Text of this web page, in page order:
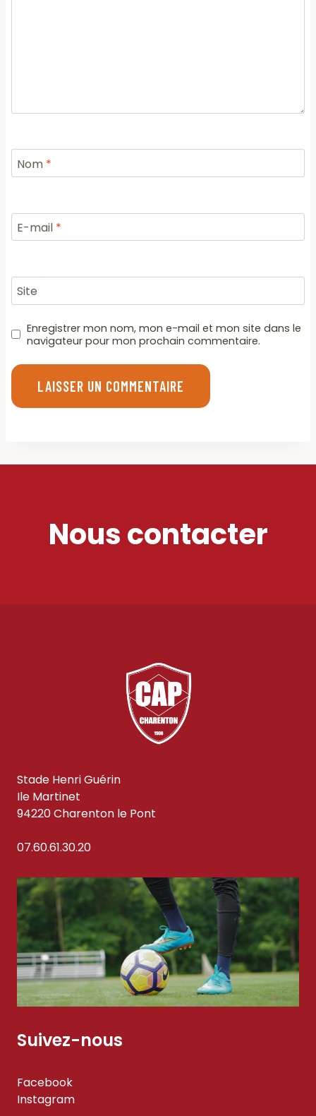
Nom *
E-mail *
Site
Enregistrer mon nom, mon e-mail et mon site dans le
navigateur pour mon prochain commentaire.
Nous contacter
Stade Henri Guérin
Ile Martinet
94220 Charenton le Pont
07.60.61.30.20
Suivez-nous
Facebook
Instagram